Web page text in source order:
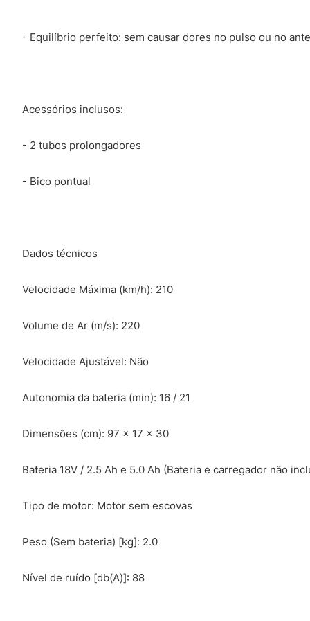
- Equilíbrio perfeito: sem causar dores no pulso ou no
Acessórios inclusos:
- 2 tubos prolongadores
- Bico pontual
Dados técnicos
Velocidade Máxima (km/h): 210
Volume de Ar (m/s): 220
Velocidade Ajustável: Não
Autonomia da bateria (min): 16 / 21
Dimensões (cm): 97 x 17 x 30
Bateria 18V / 2.5 Ah e 5.0 Ah (Bateria e carregador não
Tipo de motor: Motor sem escovas
Peso (Sem bateria) [kg]: 2.0
Nível de ruído [db(A)]: 88